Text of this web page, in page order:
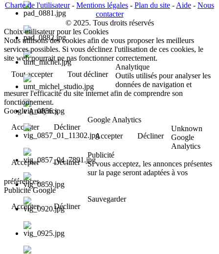
Charte de l'utilisateur- Mentions légales - Plan du site - Aide - Nous
contacter
© 2025. Tous droits réservés
Choix utilisateur pour les Cookies
Nous utilisons des cookies afin de vous proposer les meilleurs
services possibles. Si vous déclinez l'utilisation de ces cookies, le
site web pourrait ne pas fonctionner correctement.
Tout accepter
Tout décliner
Analytique
Outils utilisés pour analyser les
données de navigation et
mesurer l'efficacité du site internet afin de comprendre son
fonctionnement.
Google Analytics
Accepter
Décliner
Google Analytics
Accepter
Décliner
Unknown
Google
Analytics
Accepter
Décliner
Publicité
Si vous acceptez, les annonces présentes
sur la page seront adaptées à vos
préférences.
Publicité Google
Accepter
Décliner
Sauvegarder